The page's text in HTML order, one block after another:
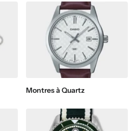
Montres à Quartz